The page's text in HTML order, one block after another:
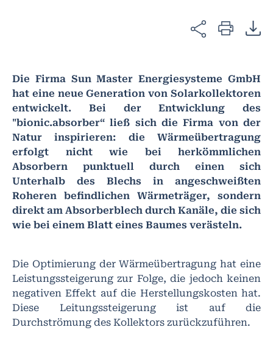
Die Firma Sun Master Energiesysteme GmbH
hat eine neue Generation von Solarkollektoren
entwickelt. Bei der Entwicklung des
"bionic.absorber“ ließ sich die Firma von der
Natur inspirieren: die Wärmeübertragung
erfolgt nicht wie bei herkömmlichen
Absorbern punktuell durch einen sich
Unterhalb des Blechs in angeschweißten
Roheren befindlichen Wärmeträger, sondern
direkt am Absorberblech durch Kanäle, die sich
wie bei einem Blatt eines Baumes verästeln.
Die Optimierung der Wärmeübertragung hat eine
Leistungssteigerung zur Folge, die jedoch keinen
negativen Effekt auf die Herstellungskosten hat.
Diese Leitungssteigerung ist auf die
Durchströmung des Kollektors zurückzuführen.